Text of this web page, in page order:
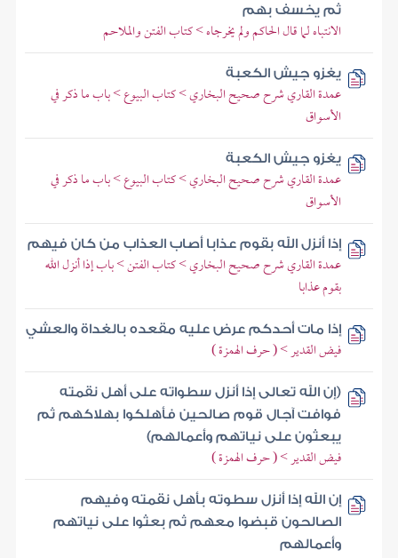
ثم يخسف بهم
الانتباه لما قال الحاكم ولم يخرجاه > كتاب الفتن والملاحم
يغزو جيش الكعبة
عمدة القاري شرح صحيح البخاري > كتاب البيوع > باب ما ذكر في
الأسواق
يغزو جيش الكعبة
عمدة القاري شرح صحيح البخاري > كتاب البيوع > باب ما ذكر في
الأسواق
إذا أنزل الله بقوم عذابا أصاب العذاب من كان فيهم
عمدة القاري شرح صحيح البخاري > كتاب الفتن > باب إذا أنزل الله
بقوم عذابا
إذا مات أحدكم عرض عليه مقعده بالغداة والعشي
فيض القدير > ( حرف الهمزة )
(إن الله تعالى إذا أنزل سطواته على أهل نقمته
فوافت آجال قوم صالحين فأهلكوا بهلاكهم ثم
يبعثون على نياتهم وأعمالهم)
فيض القدير > ( حرف الهمزة )
إن الله إذا أنزل سطوته بأهل نقمته وفيهم
الصالحون قبضوا معهم ثم بعثوا على نياتهم
وأعمالهم